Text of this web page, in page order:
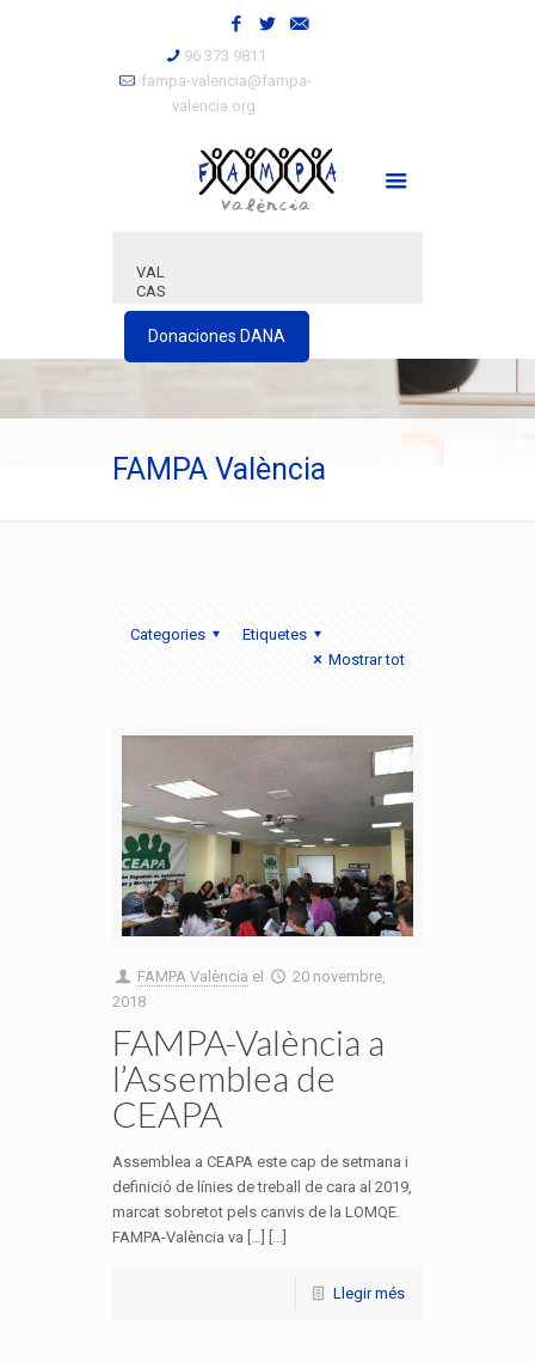
96 373 9811
fampa-valencia@fampa-
valencia.org
VAL
CAS
Donaciones DANA
FAMPA València
Categories
Etiquetes
Mostrar tot
FAMPA València el
20 novembre,
2018
FAMPA-València a
l’Assemblea de
CEAPA
Assemblea a CEAPA este cap de setmana i
definició de línies de treball de cara al 2019,
marcat sobretot pels canvis de la LOMQE.
FAMPA-València va […] [...]
Llegir més